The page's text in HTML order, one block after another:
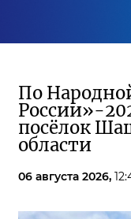
По
России»-
посёлок
области
06 августа 2026,